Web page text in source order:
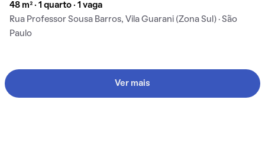
48 m² · 1 quarto · 1 vaga
Rua Professor Sousa Barros, Vila Guarani (Zona Sul) · São
Paulo
Ver mais